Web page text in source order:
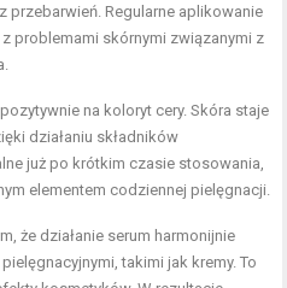
przebarwień. Regularne aplikowanie
problemami skórnymi związanymi z
na koloryt cery. Skóra staje
działaniu składników
już po krótkim czasie stosowania,
elementem codziennej pielęgnacji.
że działanie serum harmonijnie
takimi jak kremy. To